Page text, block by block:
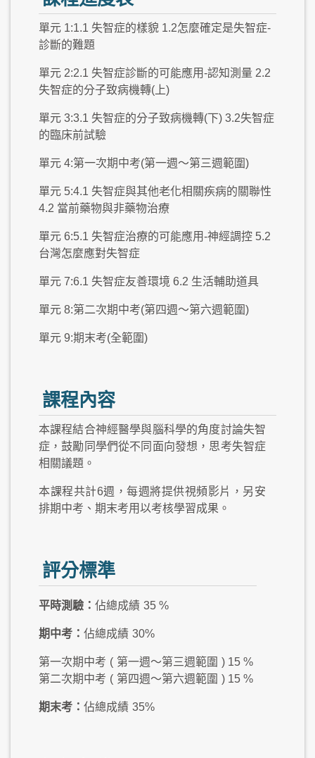
單元 1:1.1 失智症的樣貌 1.2怎麼確定是失智症-
診斷的難題
單元 2:2.1 失智症診斷的可能應用-認知測量 2.2
失智症的分子致病機轉(上)
單元 3:3.1 失智症的分子致病機轉(下) 3.2失智症
的臨床前試驗
單元 4:第一次期中考(第一週～第三週範圍)
單元 5:4.1 失智症與其他老化相關疾病的關聯性
4.2 當前藥物與非藥物治療
單元 6:5.1 失智症治療的可能應用-神經調控 5.2
台灣怎麼應對失智症
單元 7:6.1 失智症友善環境 6.2 生活輔助道具
單元 8:第二次期中考(第四週～第六週範圍)
單元 9:期末考(全範圍)
課程內容
本課程結合神經醫學與腦科學的角度討論失智
症，鼓勵同學們從不同面向發想，思考失智症
相關議題。
本課程共計6週，每週將提供視頻影片，另安
排期中考、期末考用以考核學習成果。
評分標準
平時測驗： 佔總成績 35 %
期中考： 佔總成績 30%
第一次期中考 ( 第一週～第三週範圍 ) 15 %
第二次期中考 ( 第四週～第六週範圍 ) 15 %
期末考： 佔總成績 35%